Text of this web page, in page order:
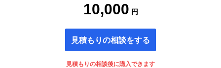
10,000 円
見積もりの相談をする
見積もりの相談後に購入できます